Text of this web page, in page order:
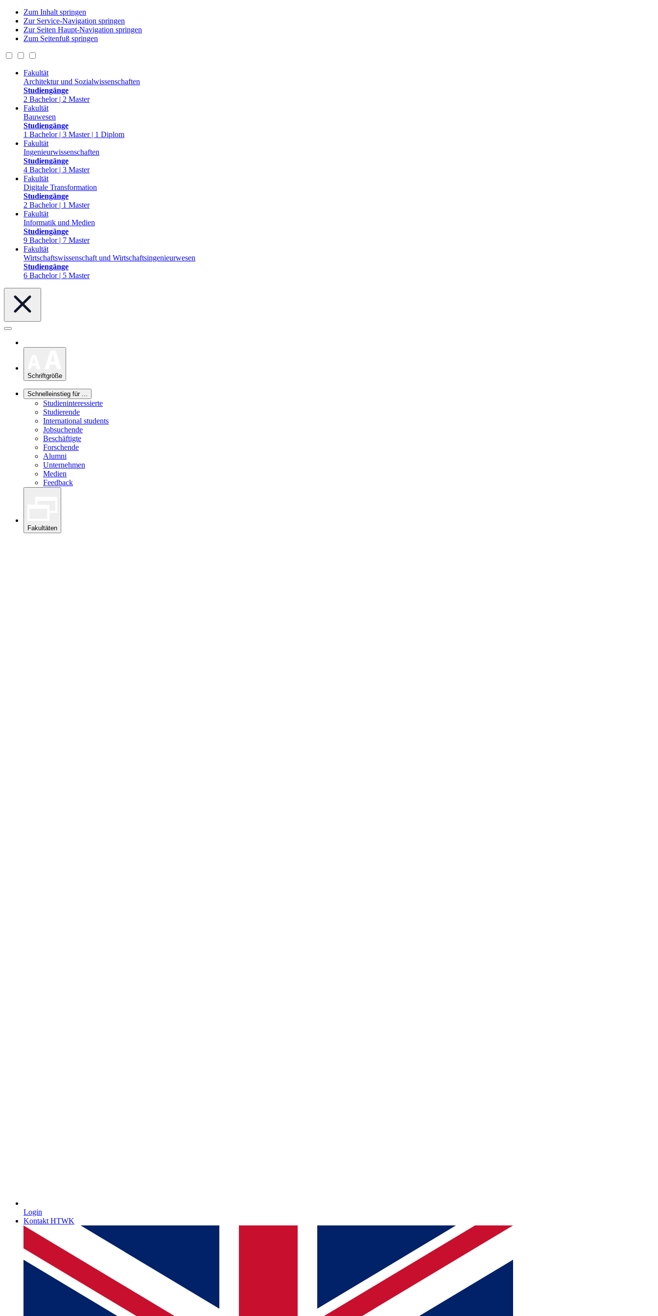
Zum Inhalt springen
Zur Service-Navigation springen
Zur Seiten Haupt-Navigation springen
Zum Seitenfuß springen
Fakultät
Architektur und Sozialwissenschaften
Studiengänge
2 Bachelor | 2 Master
Fakultät
Bauwesen
Studiengänge
1 Bachelor | 3 Master | 1 Diplom
Fakultät
Ingenieurwissenschaften
Studiengänge
4 Bachelor | 3 Master
Fakultät
Digitale Transformation
Studiengänge
2 Bachelor | 1 Master
Fakultät
Informatik und Medien
Studiengänge
9 Bachelor | 7 Master
Fakultät
Wirtschaftswissenschaft und Wirtschaftsingenieurwesen
Studiengänge
6 Bachelor | 5 Master
Schriftgröße
Schnelleinstieg für ...
Studieninteressierte
Studierende
International students
Jobsuchende
Beschäftigte
Forschende
Alumni
Unternehmen
Medien
Feedback
Fakultäten
Login
Kontakt HTWK